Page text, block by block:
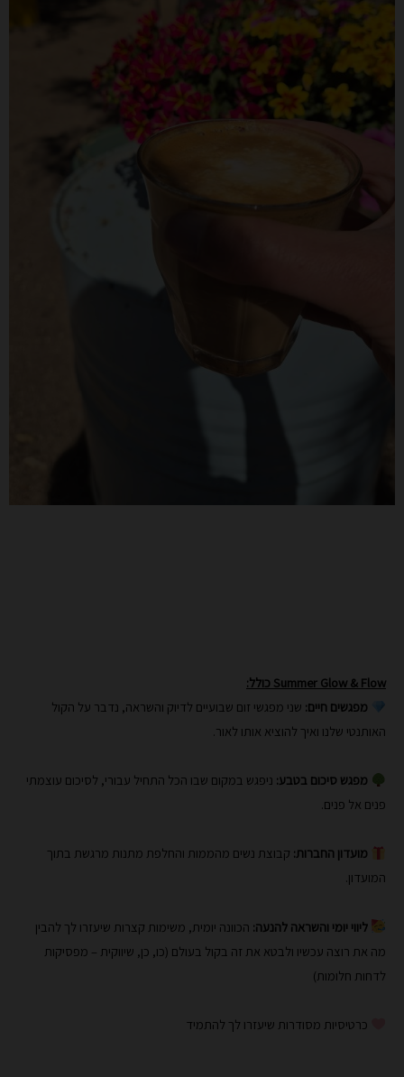
Summer Glow & Flow כולל:
מפגשים חיים: שני מפגשי זום שבועיים לדיוק והשראה, נדבר על הקול
האותנטי שלנו ואיך להוציא אותו לאור.
מפגש סיכום בטבע: ניפגש במקום שבו הכל התחיל עבורי, לסיכום עוצמתי
פנים אל פנים.
מועדון החברות: קבוצת נשים מהממות והחלפת מתנות מרגשת בתוך
המועדון.
ליווי יומי והשראה להנעה: הכוונה יומית, משימות קצרות שיעזרו לך להבין
מה את רוצה עכשיו ולבטא את זה בקול בעולם (כו, כן, שיווקית – מפסיקות
לדחות חלומות)
כרטיסיות מסודרות שיעזרו לך להתמיד